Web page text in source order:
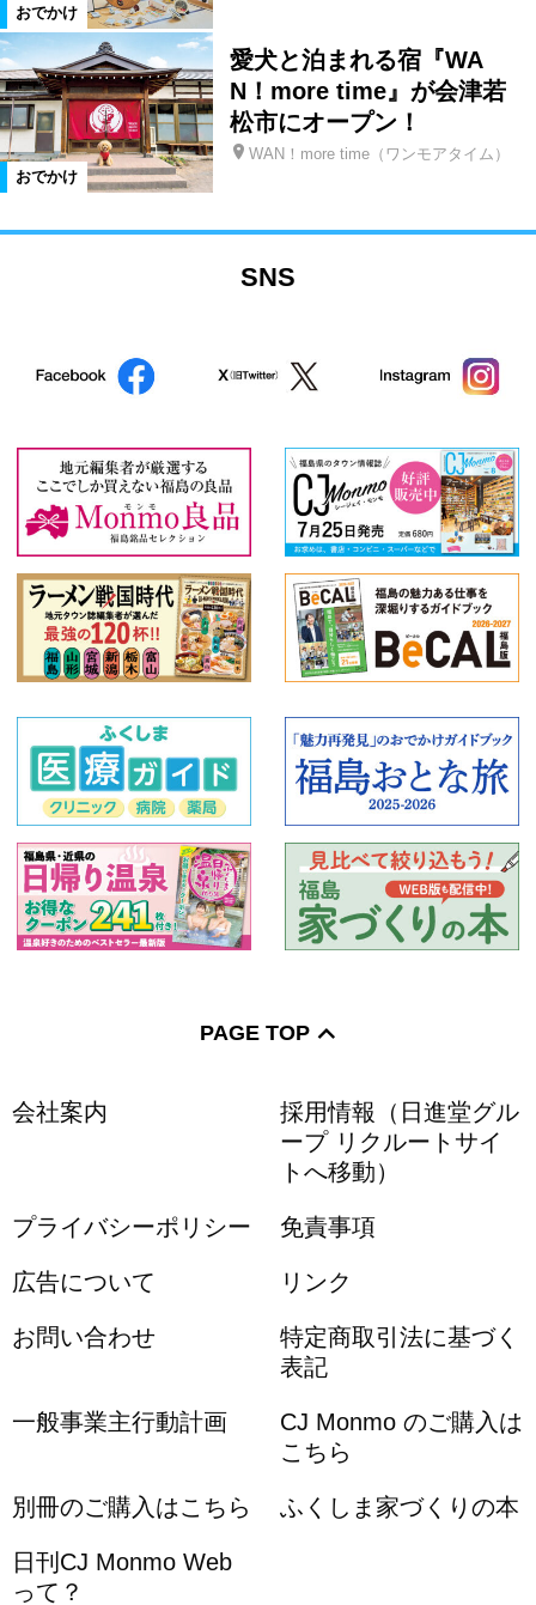
おでかけ
おでかけ
愛犬と泊まれる宿『WA
N！more time』が会津若
松市にオープン！
WAN！more time（ワンモアタイム）
SNS
PAGE TOP
会社案内
採用情報（日進堂グル
ープ リクルートサイ
トへ移動）
プライバシーポリシー 免責事項
広告について リンク
お問い合わせ
特定商取引法に基づく
表記
一般事業主行動計画
CJ Monmo のご購入は
こちら
別冊のご購入はこちら ふくしま家づくりの本
日刊CJ Monmo Web
って？